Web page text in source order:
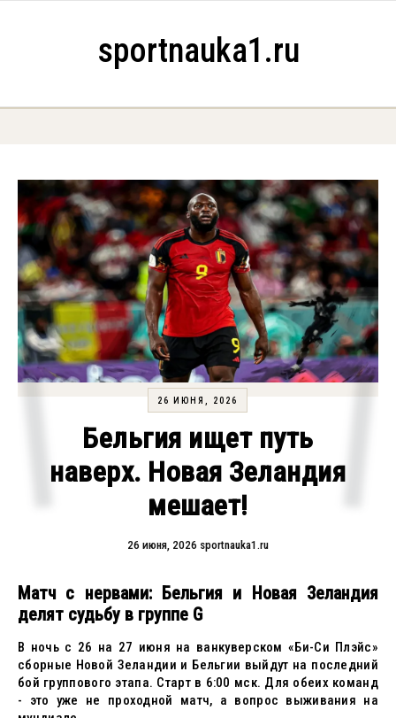
sportnauka1.ru
26 ИЮНЯ, 2026
Бельгия ищет путь
наверх. Новая Зеландия
мешает!
26 июня, 2026 sportnauka1.ru
Матч с нервами: Бельгия и Новая Зеландия
делят судьбу в группе G
В ночь с 26 на 27 июня на ванкуверском «Би-Си Плэйс»
сборные Новой Зеландии и Бельгии выйдут на последний
бой группового этапа. Старт в 6:00 мск. Для обеих команд
- это уже не проходной матч, а вопрос выживания на